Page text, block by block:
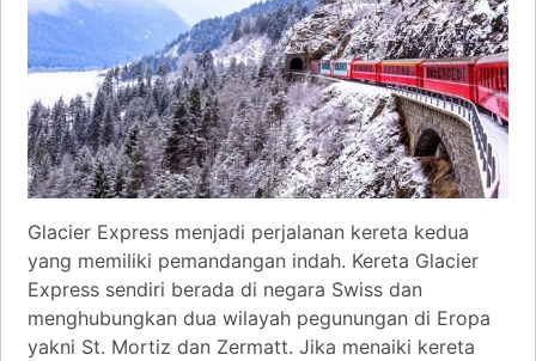
Glacier Express menjadi perjalanan kereta kedua
yang memiliki pemandangan indah. Kereta Glacier
Express sendiri berada di negara Swiss dan
menghubungkan dua wilayah pegunungan di Eropa
yakni St. Mortiz dan Zermatt. Jika menaiki kereta